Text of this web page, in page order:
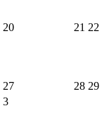
20 21 22
27 28 29
3